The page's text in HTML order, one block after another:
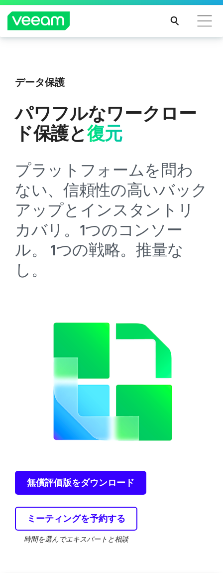
るお客様向けのVeeamのガイダンス
続き
む
ットフォーム。フルコントロール。
今すぐ詳細を見る
Consent Agentをご紹介します。
詳細はこちら
データ保護
パワフルなワークロー
ド保護と復元
プラットフォームを問わ
ない、信頼性の高いバック
アップとインスタントリ
カバリ。1つのコンソー
ル。 1つの戦略。推量な
し。
無償評価版をダウンロード
ミーティングを予約する
時間を選んでエキスパートと相談